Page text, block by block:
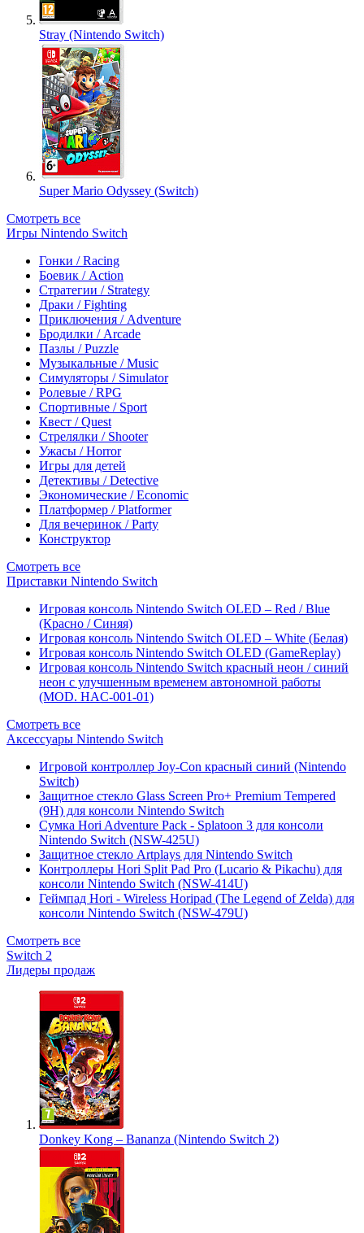
Stray (Nintendo Switch)
Super Mario Odyssey (Switch)
Смотреть все
Игры Nintendo Switch
Гонки / Racing
Боевик / Action
Стратегии / Strategy
Драки / Fighting
Приключения / Adventure
Бродилки / Arcade
Пазлы / Puzzle
Музыкальные / Music
Симуляторы / Simulator
Ролевые / RPG
Спортивные / Sport
Квест / Quest
Стрелялки / Shooter
Ужасы / Horror
Игры для детей
Детективы / Detective
Экономические / Economic
Платформер / Platformer
Для вечеринок / Party
Конструктор
Смотреть все
Приставки Nintendo Switch
Игровая консоль Nintendo Switch OLED – Red / Blue
(Красно / Синяя)
Игровая консоль Nintendo Switch OLED – White (Белая)
Игровая консоль Nintendo Switch OLED (GameReplay)
Игровая консоль Nintendo Switch красный неон / синий
неон с улучшенным временем автономной работы
(MOD. HAC-001-01)
Смотреть все
Аксессуары Nintendo Switch
Игровой контроллер Joy-Con красный синий (Nintendo
Switch)
Защитное стекло Glass Screen Pro+ Premium Tempered
(9H) для консоли Nintendo Switch
Сумка Hori Adventure Pack - Splatoon 3 для консоли
Nintendo Switch (NSW-425U)
Защитное стекло Artplays для Nintendo Switch
Контроллеры Hori Split Pad Pro (Lucario & Pikachu) для
консоли Nintendo Switch (NSW-414U)
Геймпад Hori - Wireless Horipad (The Legend of Zelda) для
консоли Nintendo Switch (NSW-479U)
Смотреть все
Switch 2
Лидеры продаж
Donkey Kong – Bananza (Nintendo Switch 2)